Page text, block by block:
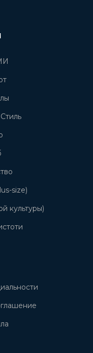
size)
культуры)